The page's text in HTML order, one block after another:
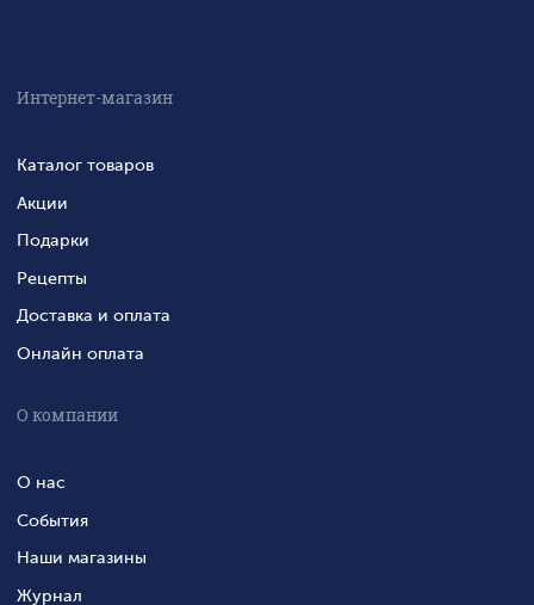
Интернет-магазин
Каталог товаров
Акции
Подарки
Рецепты
Доставка и оплата
Онлайн оплата
О компании
О нас
События
Наши магазины
Журнал